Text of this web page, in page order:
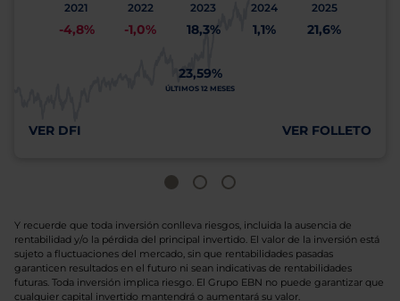
2021
-4,8%
2022
-1,0%
2023
18,3%
2024
1,1%
2025
21,6%
23,59%
ÚLTIMOS 12 MESES
VER DFI VER FOLLETO
Y recuerde que toda inversión conlleva riesgos, incluida la ausencia de
rentabilidad y/o la pérdida del principal invertido. El valor de la inversión está
sujeto a fluctuaciones del mercado, sin que rentabilidades pasadas
garanticen resultados en el futuro ni sean indicativas de rentabilidades
futuras. Toda inversión implica riesgo. El Grupo EBN no puede garantizar que
cualquier capital invertido mantendrá o aumentará su valor.